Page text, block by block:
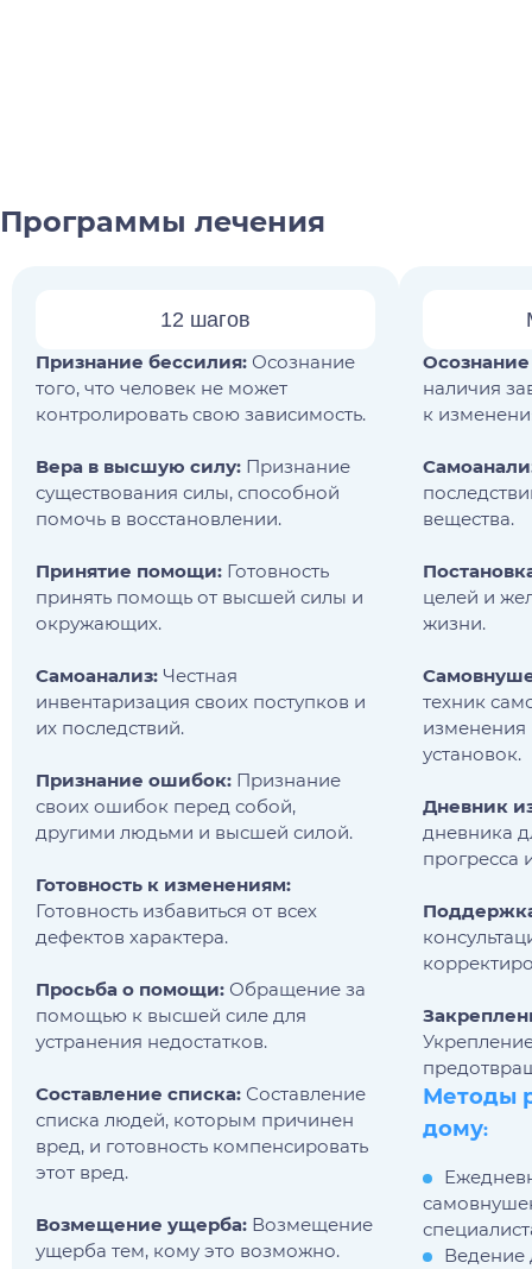
Программы лечения
12 шагов
Признание бессилия: Осознание
того, что человек не может
контролировать свою зависимость.
Вера в высшую силу: Признание
существования силы, способной
помочь в восстановлении.
Принятие помощи: Готовность
принять помощь от высшей силы и
окружающих.
Самоанализ: Честная
инвентаризация своих поступков и
их последствий.
Признание ошибок: Признание
своих ошибок перед собой,
другими людьми и высшей силой.
Готовность к изменениям:
Готовность избавиться от всех
дефектов характера.
Просьба о помощи: Обращение за
помощью к высшей силе для
устранения недостатков.
Составление списка: Составление
списка людей, которым причинен
вред, и готовность компенсировать
этот вред.
Возмещение ущерба: Возмещение
ущерба тем, кому это возможно.
наличия
к
вещества.
целей и
жизни.
техник
изменения
установок.
Дневник
дневника
прогресса
Методы
дому:
Ведение